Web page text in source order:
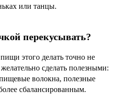
или танцы.
перекусывать?
этого делать точно не
сделать полезными:
волокна, полезные
сбалансированным.